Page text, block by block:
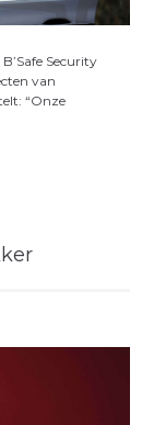
Security
van
“Onze